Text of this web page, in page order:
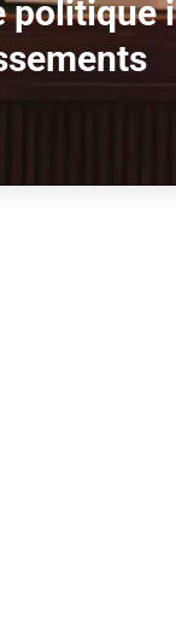
politique